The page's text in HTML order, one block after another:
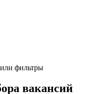
фильтры
вакансий